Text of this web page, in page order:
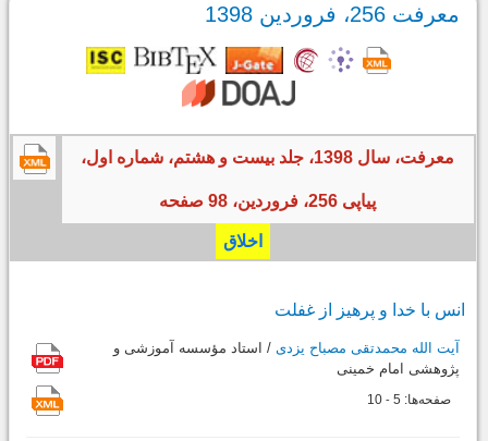
معرفت 256، فروردین 1398
معرفت، سال 1398، جلد بیست و هشتم، شماره اول،
پیاپی 256، فروردین، 98 صفحه
اخلاق
انس با خدا و پرهیز از غفلت
آیت الله محمدتقی مصباح یزدی / استاد مؤسسه آموزشی و
پژوهشی امام خمینی
صفحه‌ها: 5
-